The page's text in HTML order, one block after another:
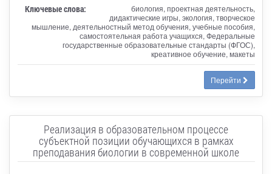
Ключевые слова:
биология, проектная деятельность,
дидактические игры, экология, творческое
мышление, деятельностный метод обучения, учебные пособия,
самостоятельная работа учащихся, Федеральные
государственные образовательные стандарты (ФГОС),
креативное обучение, макеты
Перейти
Реализация в образовательном процессе
субъектной позиции обучающихся в рамках
преподавания биологии в современной школе